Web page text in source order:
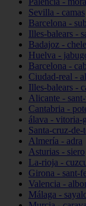
Sevilla - camas
Barcelona -
Illes-balears -
Badajoz -
Huelva -
Barcelona -
Ciudad-real -
Illes-balears -
Alicante -
Cantabria -
álava - vitoria-
Santa-cruz-
Almería - adra
Asturias - siero
La-rioja -
Girona - sant-
Valencia -
Málaga -